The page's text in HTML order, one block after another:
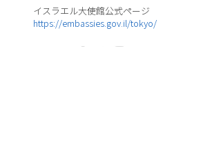
イスラエル大使館公式ページ
https://embassies.gov.il/tokyo/